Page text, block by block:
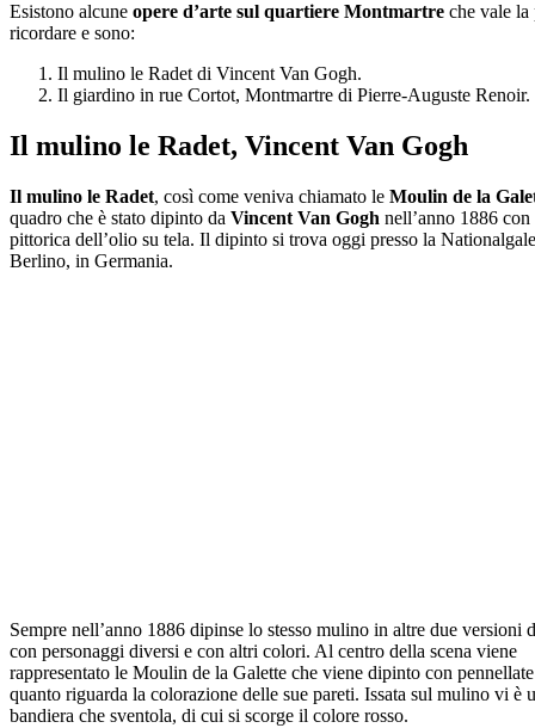
Esistono alcune opere d’arte sul quartiere Montmartre che vale la
ricordare e sono:
Il mulino le Radet di Vincent Van Gogh.
Il giardino in rue Cortot, Montmartre di Pierre-Auguste Renoir.
Il mulino le Radet, Vincent Van Gogh
Il mulino le Radet, così come veniva chiamato le Moulin de la
quadro che è stato dipinto da Vincent Van Gogh nell’anno 1886
pittorica dell’olio su tela. Il dipinto si trova oggi presso la
Berlino, in Germania.
Sempre nell’anno 1886 dipinse lo stesso mulino in altre due versioni
con personaggi diversi e con altri colori. Al centro della scena viene
rappresentato le Moulin de la Galette che viene dipinto con
quanto riguarda la colorazione delle sue pareti. Issata sul mulino vi è
bandiera che sventola, di cui si scorge il colore rosso.